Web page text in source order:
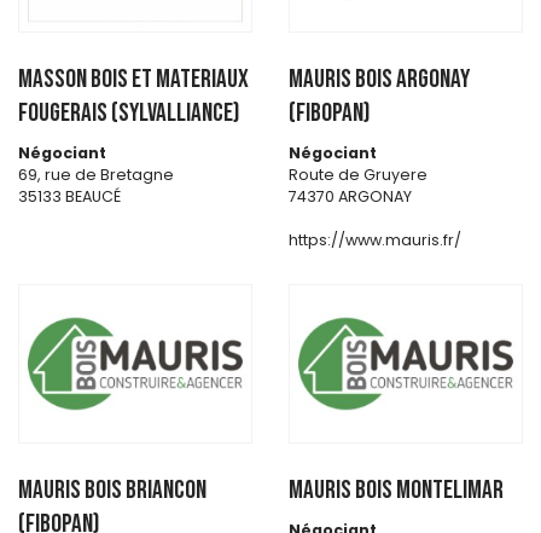
MASSON BOIS ET MATERIAUX
FOUGERAIS (SYLVALLIANCE)
Négociant
69, rue de Bretagne
35133 BEAUCÉ
MAURIS BOIS ARGONAY
(FIBOPAN)
Négociant
Route de Gruyere
74370 ARGONAY
https://www.mauris.fr/
MAURIS BOIS BRIANCON
(FIBOPAN)
MAURIS BOIS MONTELIMAR